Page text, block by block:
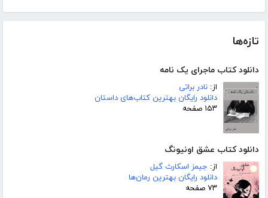
تازه‌ها
دانلود کتاب ماجرای یک نامه
از: نادر براتی
دانلود رایگان بهترین کتاب‌های داستان
۱۵۳ صفحه
دانلود کتاب عشق اونیونگ
از: جیمز اسکارث گیل
دانلود رایگان بهترین رمان‌ها
۷۳ صفحه